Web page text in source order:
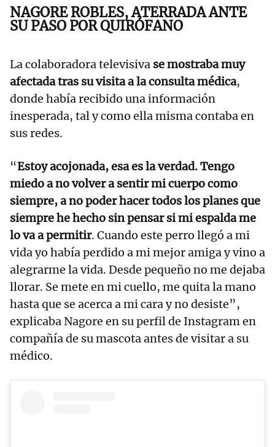
NAGORE ROBLES, ATERRADA ANTE
SU PASO POR QUIRÓFANO
La colaboradora televisiva se mostraba muy
afectada tras su visita a la consulta médica,
donde había recibido una información
inesperada, tal y como ella misma contaba en
sus redes.
“Estoy acojonada, esa es la verdad. Tengo
miedo a no volver a sentir mi cuerpo como
siempre, a no poder hacer todos los planes que
siempre he hecho sin pensar si mi espalda me
lo va a permitir. Cuando este perro llegó a mi
vida yo había perdido a mi mejor amiga y vino a
alegrarme la vida. Desde pequeño no me dejaba
llorar. Se mete en mi cuello, me quita la mano
hasta que se acerca a mi cara y no desiste”,
explicaba Nagore en su perfil de Instagram en
compañía de su mascota antes de visitar a su
médico.